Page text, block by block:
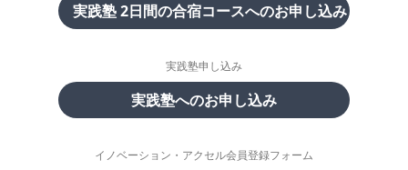
実践塾 2日間の合宿コースへのお申し込み
実践塾申し込み
実践塾へのお申し込み
イノベーション・アクセル会員登録フォーム